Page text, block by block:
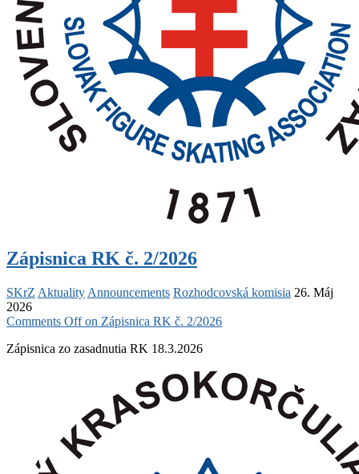
Zápisnica RK č. 2/2026
SKrZ Aktuality Announcements Rozhodcovská komisia 26. Máj
2026
Comments Offon Zápisnica RK č. 2/2026
Zápisnica zo zasadnutia RK 18.3.2026